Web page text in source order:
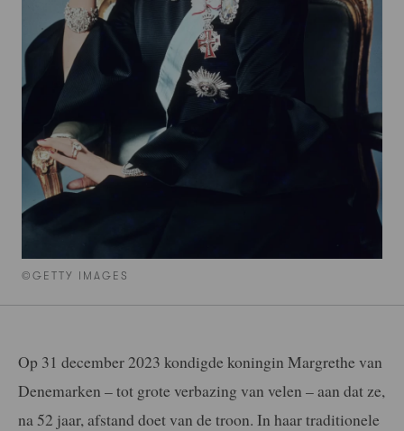
©GETTY IMAGES
Op 31 december 2023 kondigde koningin Margrethe van
Denemarken – tot grote verbazing van velen – aan dat ze,
na 52 jaar, afstand doet van de troon. In haar traditionele